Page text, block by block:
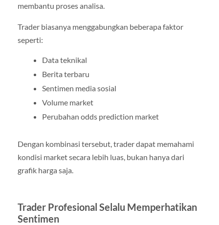
membantu proses analisa.
Trader biasanya menggabungkan beberapa faktor
seperti:
Data teknikal
Berita terbaru
Sentimen media sosial
Volume market
Perubahan odds prediction market
Dengan kombinasi tersebut, trader dapat memahami
kondisi market secara lebih luas, bukan hanya dari
grafik harga saja.
Trader Profesional Selalu Memperhatikan
Sentimen